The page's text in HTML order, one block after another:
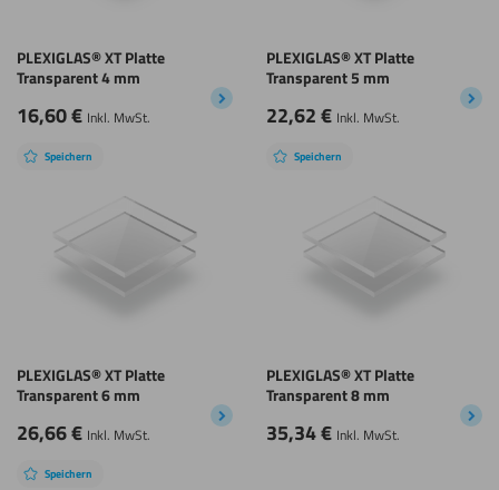
PLEXIGLAS® XT Platte
Transparent 4 mm
16,60€ Inkl. MwSt.
PLEXIGLAS® XT Platte
Transparent 5 mm
22,62€ Inkl. MwSt.
Speichern
PLEXIGLAS® XT Platte
Transparent 6 mm
26,66€ Inkl. MwSt.
Speichern
PLEXIGLAS® XT Platte
Transparent 8 mm
35,34€ Inkl. MwSt.
Speichern